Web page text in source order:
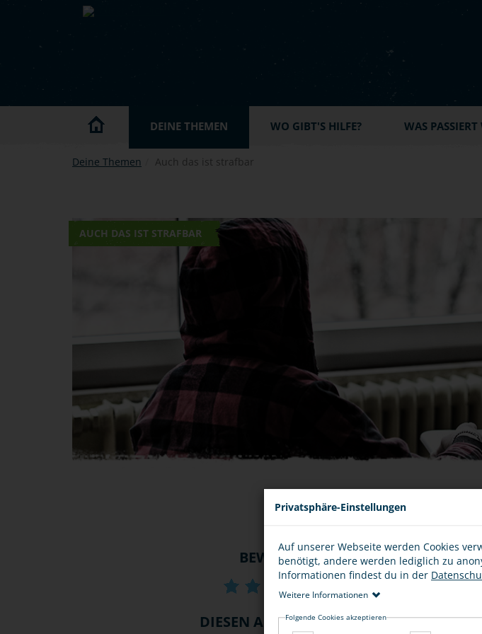
Skip to main content
DEINE THEMEN WO GIBT'S HILFE? WAS
Deine Themen Auch das ist strafbar
AUCH DAS IST STRAFBAR
AUCH DAS
"Aus Spaß" die 110 rufen
teuer werden, sondern ist
den Missbrauch von
BEWERTUNG
DIESEN ARTIKEL ...
Privatsphäre-Einstellungen
Auf unserer Webseite werden Cookies
benötigt, andere werden lediglich zu
Informationen findest du in der
Weitere Informationen
Folgende Cookies akzeptieren